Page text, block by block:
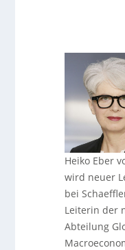
Heiko Eber
wird neuer
bei
Leiterin der
Abteilung